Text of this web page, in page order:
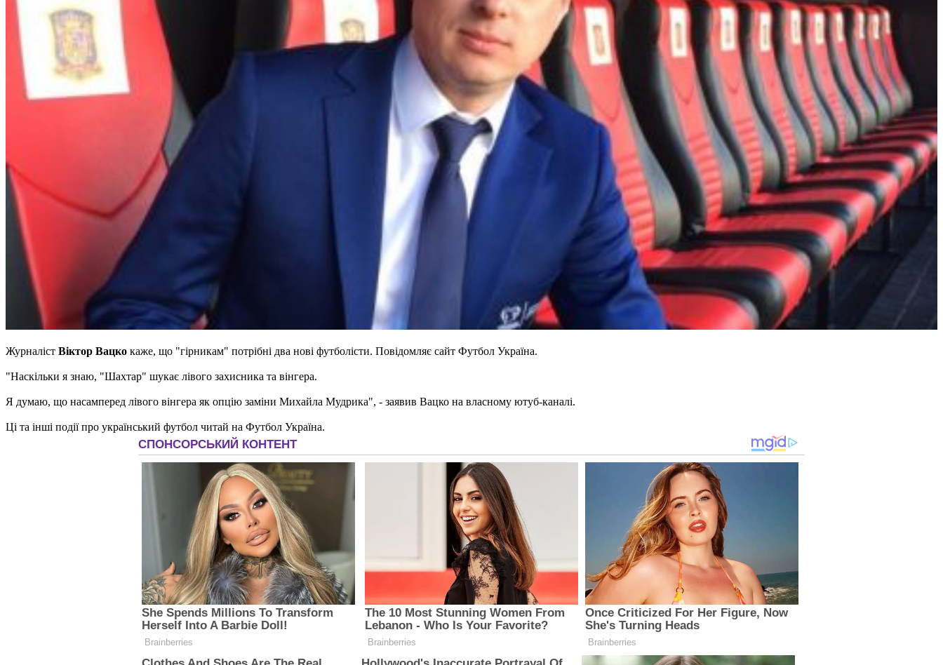
Журналіст Віктор Вацко каже, що "гірникам" потрібні два нові футболісти. Повідомляє сайт Футбол Україна.
"Наскільки я знаю, "Шахтар" шукає лівого захисника та вінгера.
Я думаю, що насамперед лівого вінгера як опцію заміни Михайла Мудрика", - заявив Вацко на власному ютуб-каналі.
Ці та інші події про український футбол читай на Футбол Україна.